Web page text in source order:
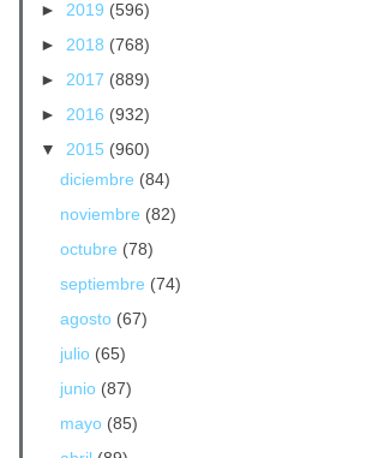
► 2019 (596)
► 2018 (768)
► 2017 (889)
► 2016 (932)
▼ 2015 (960)
diciembre (84)
noviembre (82)
octubre (78)
septiembre (74)
agosto (67)
julio (65)
junio (87)
mayo (85)